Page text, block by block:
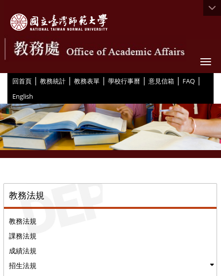
回首頁 | 教務統計 | 教務表單 | 學校行事曆 | 意見信箱 | FAQ |
English
教務法規
教務法規
課務法規
成績法規
招生法規